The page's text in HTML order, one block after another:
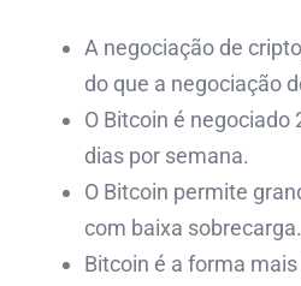
A negociação de
do que a negociação
O Bitcoin é negociado
dias por semana.
O Bitcoin permite
com baixa sobrecarga.
Bitcoin é a forma